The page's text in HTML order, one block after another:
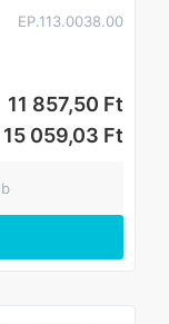
EP.113.0038.00
11 857,50 Ft
15 059,03 Ft